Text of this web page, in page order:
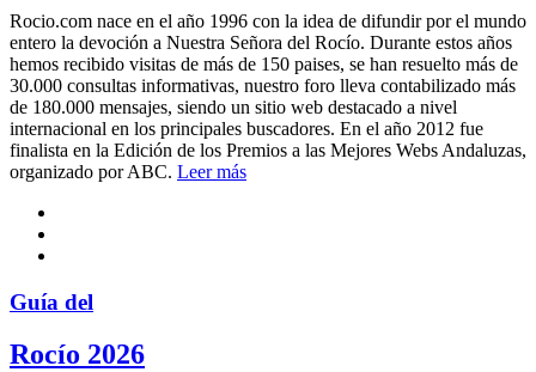
Rocio.com nace en el año 1996 con la idea de difundir por el mundo
entero la devoción a Nuestra Señora del Rocío. Durante estos años
hemos recibido visitas de más de 150 paises, se han resuelto más de
30.000 consultas informativas, nuestro foro lleva contabilizado más
de 180.000 mensajes, siendo un sitio web destacado a nivel
internacional en los principales buscadores. En el año 2012 fue
finalista en la Edición de los Premios a las Mejores Webs Andaluzas,
organizado por ABC. Leer más
Guía del
Rocío 2026